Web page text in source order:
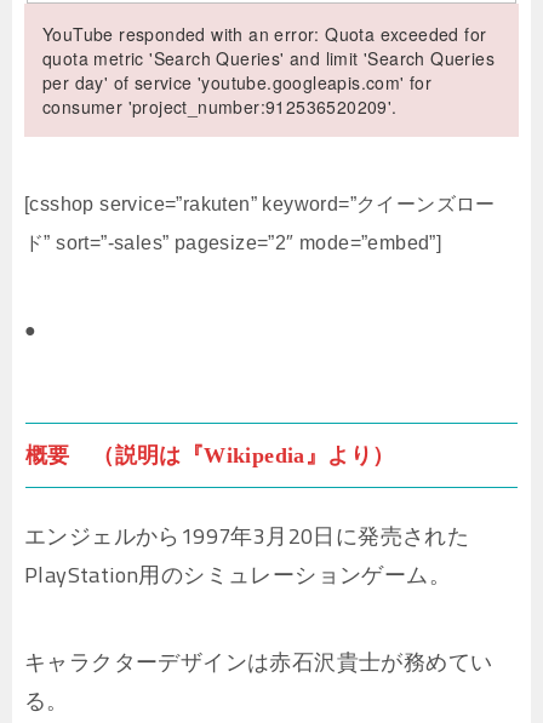
YouTube responded with an error: Quota exceeded for
quota metric 'Search Queries' and limit 'Search Queries
per day' of service 'youtube.googleapis.com' for
consumer 'project_number:912536520209'.
[csshop service=”rakuten” keyword=”クイーンズロー
ド” sort=”-sales” pagesize=”2″ mode=”embed”]
●
概要 （説明は『Wikipedia』より）
エンジェルから1997年3月20日に発売された
PlayStation用のシミュレーションゲーム。
キャラクターデザインは赤石沢貴士が務めてい
る。